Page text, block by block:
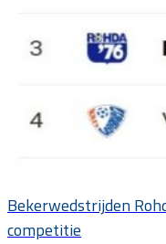
Bekerwedstrijden
competitie